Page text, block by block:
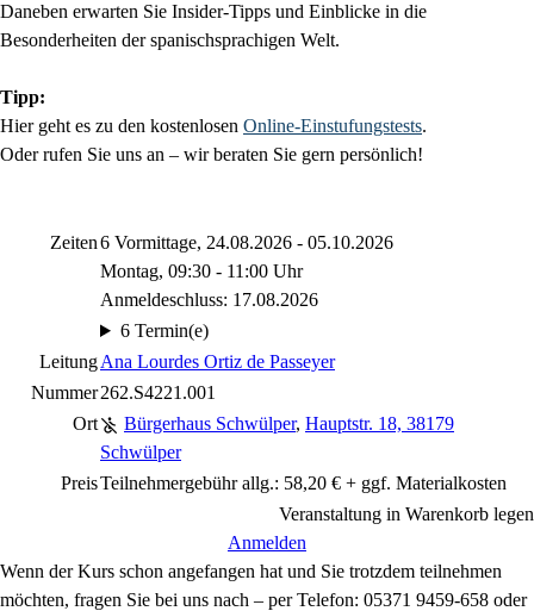
Daneben erwarten Sie Insider-Tipps und Einblicke in die
Besonderheiten der spanischsprachigen Welt.
Tipp:
Hier geht es zu den kostenlosen Online-Einstufungstests.
Oder rufen Sie uns an – wir beraten Sie gern persönlich!
Zeiten6 Vormittage, 24.08.2026 - 05.10.2026
Montag, 09:30 - 11:00 Uhr
Anmeldeschluss: 17.08.2026
6 Termin(e)
LeitungAna Lourdes Ortiz de Passeyer
Nummer262.S4221.001
Ort
Bürgerhaus Schwülper, Hauptstr. 18, 38179
Schwülper
PreisTeilnehmergebühr allg.: 58,20 € + ggf. Materialkosten
Veranstaltung in Warenkorb legen
Anmelden
Wenn der Kurs schon angefangen hat und Sie trotzdem teilnehmen
möchten, fragen Sie bei uns nach – per Telefon: 05371 9459-658 oder